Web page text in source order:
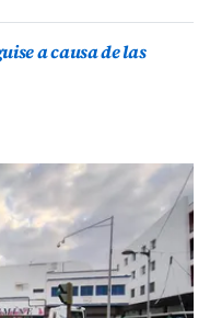
a causa de las